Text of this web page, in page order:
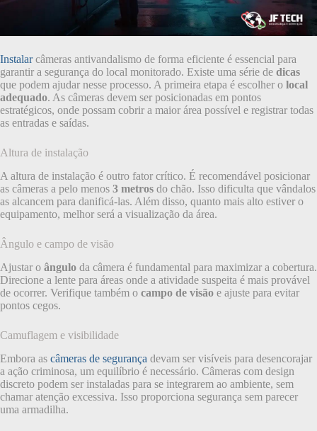
Instalarcâmeras antivandalismo de forma eficiente é essencial para
garantir a segurança do local monitorado. Existe uma série de dicas
que podem ajudar nesse processo. A primeira etapa é escolher o local
adequado. As câmeras devem ser posicionadas em pontos
estratégicos, onde possam cobrir a maior área possível e registrar todas
as entradas e saídas.
Altura de instalação
A altura de instalação é outro fator crítico. É recomendável posicionar
as câmeras a pelo menos 3 metros do chão. Isso dificulta que vândalos
as alcancem para danificá-las. Além disso, quanto mais alto estiver o
equipamento, melhor será a visualização da área.
Ângulo e campo de visão
Ajustar o ângulo da câmera é fundamental para maximizar a cobertura.
Direcione a lente para áreas onde a atividade suspeita é mais provável
de ocorrer. Verifique também o campo de visão e ajuste para evitar
pontos cegos.
Camuflagem e visibilidade
Embora as câmeras de segurança devam ser visíveis para desencorajar
a ação criminosa, um equilíbrio é necessário. Câmeras com design
discreto podem ser instaladas para se integrarem ao ambiente, sem
chamar atenção excessiva. Isso proporciona segurança sem parecer
uma armadilha.